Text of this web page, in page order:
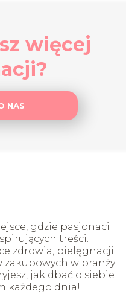
więcej
NAS
gdzie pasjonaci
treści.
zdrowia, pielęgnacji
w branży
jak dbać o siebie
każdego dnia!